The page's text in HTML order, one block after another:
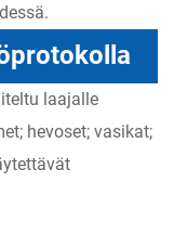
laajalle
hevoset; vasikat;